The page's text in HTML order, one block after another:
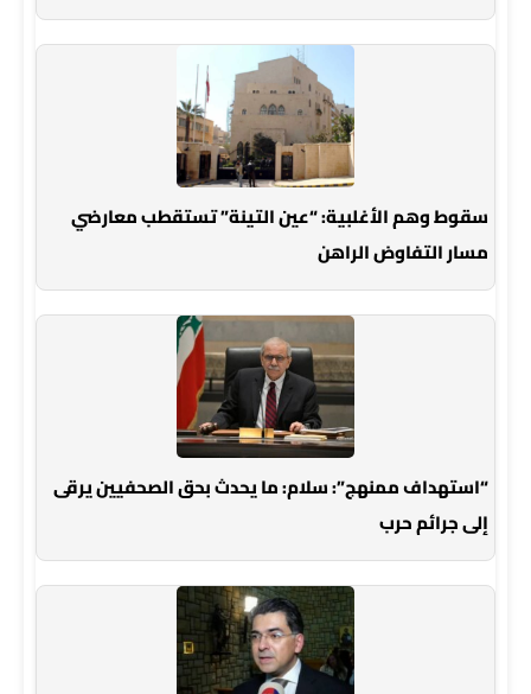
سقوط وهم الأغلبية: “عين التينة” تستقطب معارضي
مسار التفاوض الراهن
“استهداف ممنهج”: سلام: ما يحدث بحق الصحفيين يرقى
إلى جرائم حرب